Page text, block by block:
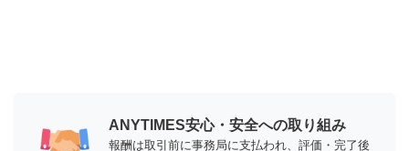
ANYTIMES安心・安全への取り組み
報酬は取引前に事務局に支払われ、評価・完了後